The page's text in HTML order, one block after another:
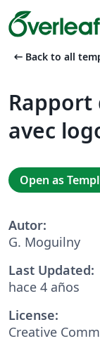
arrow_left_alt Back to all
Rapport
avec
Open as
Autor:
G. Moguilny
Last Updated:
hace 4 años
License:
Creative